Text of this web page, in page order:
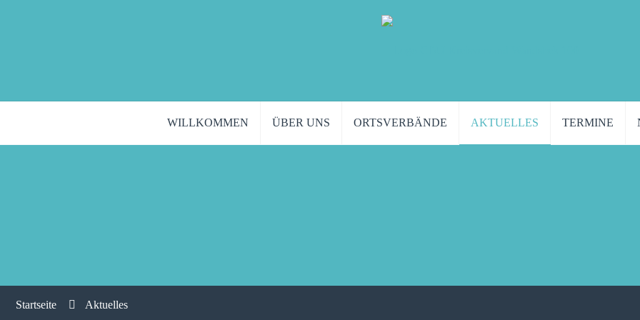
WILLKOMMEN ÜBER UNS ORTSVERBÄNDE AKTUELLES TERMINE
Startseite Aktuelles